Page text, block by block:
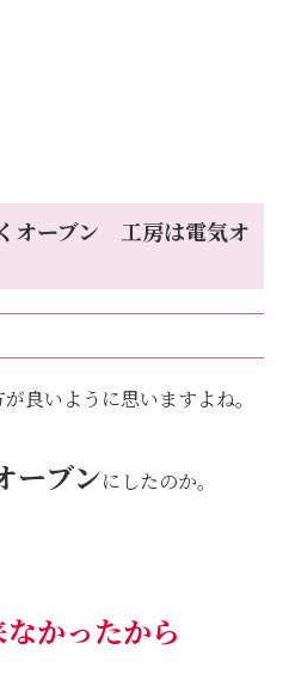
オーブン 工房は電気オ
良いように思いますよね。
ーブンにしたのか。
かったから